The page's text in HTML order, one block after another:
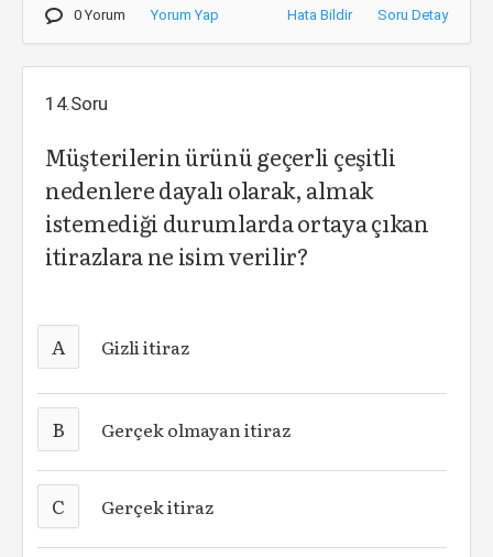
0 Yorum Yorum Yap Hata Bildir Soru Detay
14.Soru
Müşterilerin ürünü geçerli çeşitli
nedenlere dayalı olarak, almak
istemediği durumlarda ortaya çıkan
itirazlara ne isim verilir?
A Gizli itiraz
B Gerçek olmayan itiraz
C Gerçek itiraz